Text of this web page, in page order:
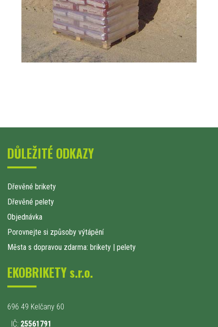
DŮLEŽITÉ ODKAZY
Dřevěné brikety
Dřevěné pelety
Objednávka
Porovnejte si způsoby výtápění
Města s dopravou zdarma: brikety | pelety
EKOBRIKETY s.r.o.
696 49 Kelčany 60
IČ: 25561791